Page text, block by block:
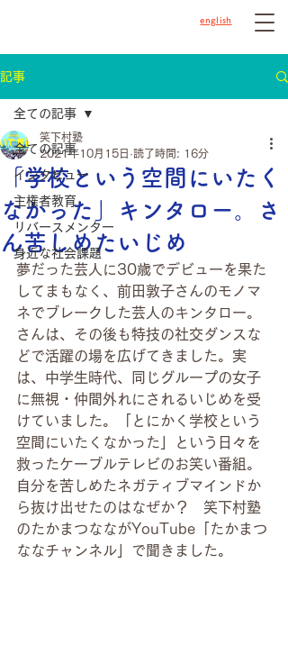
english
記事
全ての記事
インタビュー
主権者教育
リバースメンター
身近な社会課題
全ての記事
「学校という空間にいたく
なかった」キンタロー。さ
ん苦しめたいじめ
笑下村塾
2021年10月15日 読了時間: 16分
夢だった芸人に30歳でデビューを果た
してまもなく、前田敦子さんのモノマ
ネでブレークした芸人のキンタロー。
さんは、その後も特技の社交ダンスな
どで活躍の場を広げてきました。実
は、中学生時代、同じグループの女子
に無視・仲間外れにされるいじめを受
けていました。「とにかく学校という
空間にいたくなかった」という日々を
救ったケーブルテレビのお笑い番組。
自分を苦しめたネガティブマインドか
ら抜け出せたのはなぜか？　笑下村塾
のたかまつなながYouTube「たかまつ
ななチャンネル」で聞きました。